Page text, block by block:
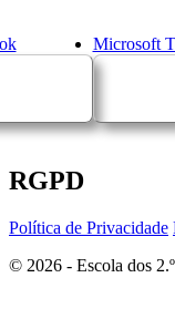
Microsoft
RGPD
Política de Privacidade
© 2026 - Escola dos